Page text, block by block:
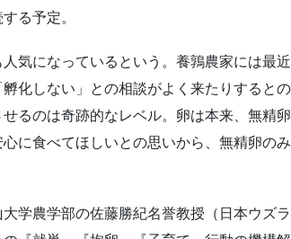
る予定。
気になっているという。養鶉農家には最
化しない」との相談がよく来たりすると
るのは奇跡的なレベル。卵は本来、無精
に食べてほしいとの思いから、無精卵の
学農学部の佐藤勝紀名誉教授（日本ウズ